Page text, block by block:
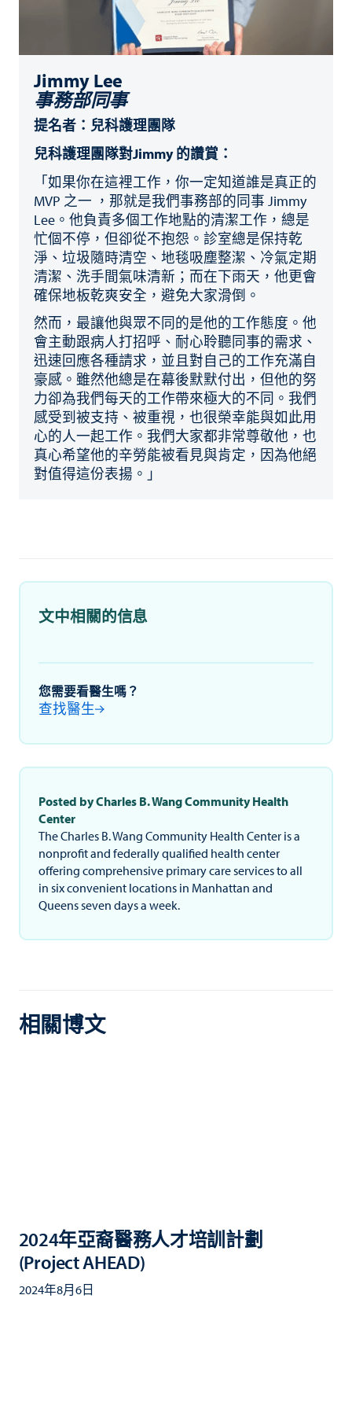
文中相關的信息
您需要看醫生嗎？
查找醫生
Jimmy Lee
事務部同事
提名者：兒科護理團隊
兒科護理團隊對Jimmy 的讚賞：
「如果你在這裡工作，你一定知道誰是真正的
MVP 之一 ，那就是我們事務部的同事 Jimmy
Lee。他負責多個工作地點的清潔工作，總是
忙個不停，但卻從不抱怨。診室總是保持乾
淨、垃圾隨時清空、地毯吸塵整潔、冷氣定期
清潔、洗手間氣味清新；而在下雨天，他更會
確保地板乾爽安全，避免大家滑倒。
然而，最讓他與眾不同的是他的工作態度。他
會主動跟病人打招呼、耐心聆聽同事的需求、
迅速回應各種請求，並且對自己的工作充滿自
豪感。雖然他總是在幕後默默付出，但他的努
力卻為我們每天的工作帶來極大的不同。我們
感受到被支持、被重視，也很榮幸能與如此用
心的人一起工作。我們大家都非常尊敬他，也
真心希望他的辛勞能被看見與肯定，因為他絕
對值得這份表揚。」
Posted by Charles B. Wang Community Health
Center
The Charles B. Wang Community Health Center is a
nonprofit and federally qualified health center
offering comprehensive primary care services to all
in six convenient locations in Manhattan and
Queens seven days a week.
相關博文
2024年亞裔醫務人才培訓計劃
(Project AHEAD)
2024年8月6日